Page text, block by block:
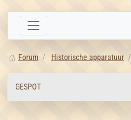
Forum Historische apparatuur
GESPOT